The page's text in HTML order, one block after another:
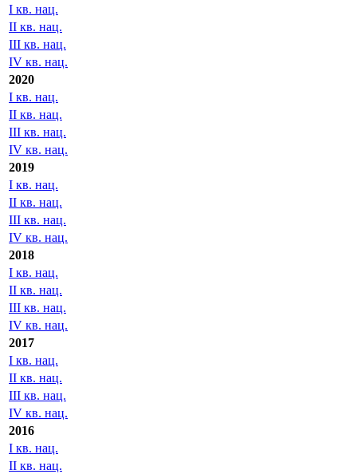
I кв. нац.
II кв. нац.
III кв. нац.
IV кв. нац.
2020
I кв. нац.
II кв. нац.
III кв. нац.
IV кв. нац.
2019
I кв. нац.
II кв. нац.
III кв. нац.
IV кв. нац.
2018
I кв. нац.
II кв. нац.
III кв. нац.
IV кв. нац.
2017
I кв. нац.
II кв. нац.
III кв. нац.
IV кв. нац.
2016
I кв. нац.
II кв. нац.